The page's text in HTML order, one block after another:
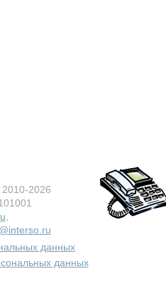
, 2010-2026
данных
данных